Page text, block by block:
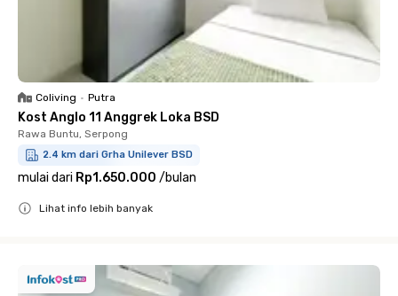
Coliving • Putra
Kost Anglo 11 Anggrek Loka BSD
Rawa Buntu, Serpong
2.4 km dari Grha Unilever BSD
mulai dari Rp1.650.000 /bulan
Lihat info lebih banyak